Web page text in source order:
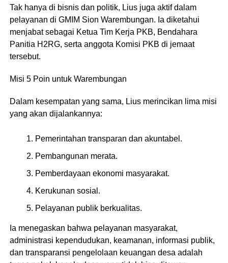
Tak hanya di bisnis dan politik, Lius juga aktif dalam
pelayanan di GMIM Sion Warembungan. Ia diketahui
menjabat sebagai Ketua Tim Kerja PKB, Bendahara
Panitia H2RG, serta anggota Komisi PKB di jemaat
tersebut.
Misi 5 Poin untuk Warembungan
Dalam kesempatan yang sama, Lius merincikan lima misi
yang akan dijalankannya:
Pemerintahan transparan dan akuntabel.
Pembangunan merata.
Pemberdayaan ekonomi masyarakat.
Kerukunan sosial.
Pelayanan publik berkualitas.
Ia menegaskan bahwa pelayanan masyarakat,
administrasi kependudukan, keamanan, informasi publik,
dan transparansi pengelolaan keuangan desa adalah